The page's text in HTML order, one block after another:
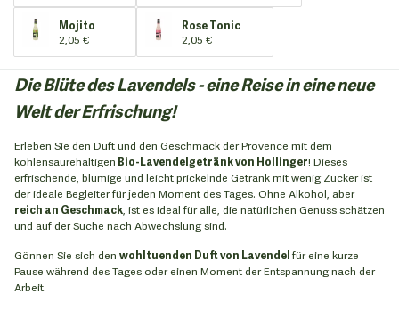
Mojito
2,05 €
Rose Tonic
2,05 €
Die Blüte des Lavendels - eine Reise in eine neue
Welt der Erfrischung!
Erleben Sie den Duft und den Geschmack der Provence mit dem
kohlensäurehaltigen Bio-Lavendelgetränk von Hollinger! Dieses
erfrischende, blumige und leicht prickelnde Getränk mit wenig Zucker ist
der ideale Begleiter für jeden Moment des Tages. Ohne Alkohol, aber
reich an Geschmack , ist es ideal für alle, die natürlichen Genuss schätzen
und auf der Suche nach Abwechslung sind.
Gönnen Sie sich den wohltuenden Duft von Lavendelfür eine kurze
Pause während des Tages oder einen Moment der Entspannung nach der
Arbeit.